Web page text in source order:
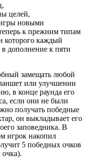
целей,
новыми
к прежним типам
которого каждый
в дополнение к пяти
замещать любой
или улучшении
в конце раунда его
если они не были
получать победные
он выкладывает его
заповедника. В
игрок накопил
5 победных очков